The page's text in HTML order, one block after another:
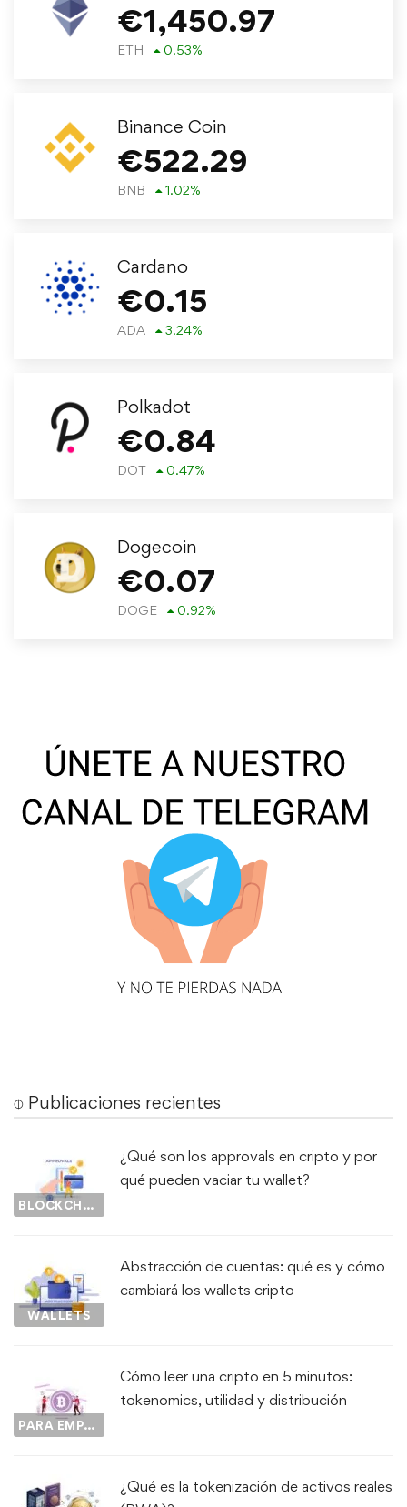
€1,450.97
ETH 0.53%
Binance Coin
€522.29
BNB 1.02%
Cardano
€0.15
ADA 3.24%
Polkadot
€0.84
DOT 0.47%
Dogecoin
€0.07
DOGE 0.92%
⌽ Publicaciones recientes
BLOCKCHAIN
¿Qué son los approvals en cripto y por
qué pueden vaciar tu wallet?
WALLETS
Abstracción de cuentas: qué es y cómo
cambiará los wallets cripto
PARA EMPEZAR...
Cómo leer una cripto en 5 minutos:
tokenomics, utilidad y distribución
¿Qué es la tokenización de activos reales